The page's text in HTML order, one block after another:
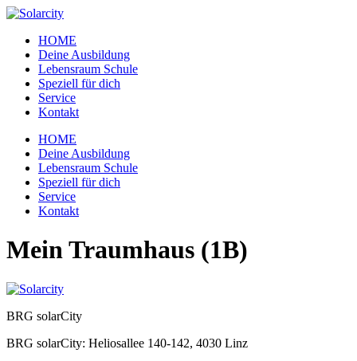
Zum
wechselnHOME
Deine Ausbildung
Lebensraum Schule
Speziell für dich
Service
Kontakt
Menü
HOME
Deine Ausbildung
Lebensraum Schule
Speziell für dich
Service
Kontakt
Mein Traumhaus (1B)
BRG solarCity
BRG solarCity: Heliosallee 140-142, 4030 Linz